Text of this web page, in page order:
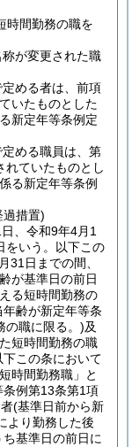
時間勤務の職を
が変更された職
める者は、前項
いたものとした
新定年等条例定
める職員は、第
れていたものとし
る新定年等条例
過措置)
、令和9年4月1
をいう。以下この
31日までの間、
が基準日の前日
る短時間勤務の
齢が新定年等条
の職に限る。)及
短時間勤務の職
下この条において
時間勤務職」と
例第13条第1項
(基準日前から新
より勤務した後
ち基準日の前日に